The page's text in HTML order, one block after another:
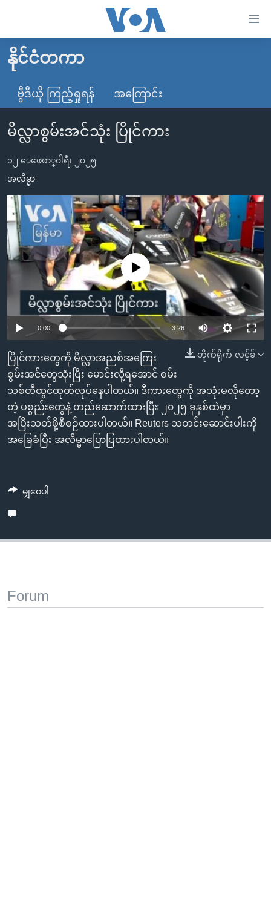
လွယ်ကူ
စေ
သည့်
Link
များ
ပင်မ
အကြောင်းအရာ
ကျော်
ကြည့်
ရန်
ပင်မ
စာမျက်နှာ
ကျော်
ကြည့်
ရန်
ရှာဖွေ
ရန်
နေရာ
သို့
မူလစာမျက်နှာ
မြန်မာ
ကမ္ဘာ့သတင်းများ
နိုင်ငံတကာ
တရုတ်
အစ္စရေး-ပါလက်စတိုင်း
ဗွီဒီယို
ရပ်ဝန်းတခု လမ်းတခု အလွန်
အင်္ဂလိပ်စာလေ့လာမယ်
အမေရိကန်သုံးအီဒီယံ
မကြေးမုံရဲ့ အင်္ဂလိပ်စာ
ရုပ်ရှင်ထဲက အင်္ဂလိပ်စာ
သုတပဒေသာ အင်္ဂလိပ်စာ
အပတ်စဉ်ကဏ္ဍများ
ရေဒီယို
တီဗွီ
ရေဒီယိုနှင့်ရုပ်သံ အချက်အလက်များ
ရေဒီယို/တီဗွီအစီအစဉ်
Learning English
ဗွီအိုအေ လူမှုကွန်ယက်များ
ဘာသာစကားများ
နိုင်ငံတကာ
ဗွီဒီယို ကြည့်ရှုရန် အကြောင်း
မိလ္လာစွမ်းအင်သုံး ပြိုင်ကား
၁၂ ေဖေဖာ္၀ါရီ၊ ၂၀၂၅
အလိမ္မာ
Auto 240p 360p 480p
720p 1080p
No media source currently available
0:00 3:26 Auto
240p
480p
720p
တိုက်ရိုက် လင့်ခ်
ပြိုင်ကားတွေကို မိလ္လာအညစ်အကြေး
စွမ်းအင်တွေသုံးပြီး မောင်းလို့ရအောင် စမ်း
သစ်တီထွင်ထုတ်လုပ်နေပါတယ်။ ဒီကားတွေကို အသုံးမလိုတော့
တဲ့ ပစ္စည်းတွေနဲ့ တည်ဆောက်ထားပြီး ၂၀၂၅ ခုနှစ်ထဲမှာ
အပြီးသတ်ဖို့စီစဉ်ထားပါတယ်။ Reuters သတင်းဆောင်းပါးကို
အခြေခံပြီး အလိမ္မာပြောပြထားပါတယ်။
မျှဝေပါ
Forum